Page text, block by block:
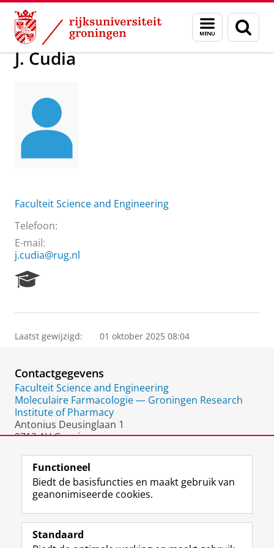
Skip
Content
Skip
Navigation
Menu
en
zoeken
Over ons Praktische zaken Waar vindt u ons J. Cudia
J. Cudia
Faculteit Science and Engineering
Telefoon:
E-mail:
j.cudia@rug.nl
e
r
P
o
r
t
a
l
Laatst gewijzigd: 01 oktober 2025 08:04
Contactgegevens
Faculteit Science and Engineering
Moleculaire Farmacologie — Groningen Research
Institute of Pharmacy
Antonius Deusinglaan 1
9713 AV Groningen
Volg de RUG
F
a
L
i
R
S
I
n
Y
o
Functioneel
Biedt de basisfuncties en maakt gebruik van
geanonimiseerde cookies.
Standaard